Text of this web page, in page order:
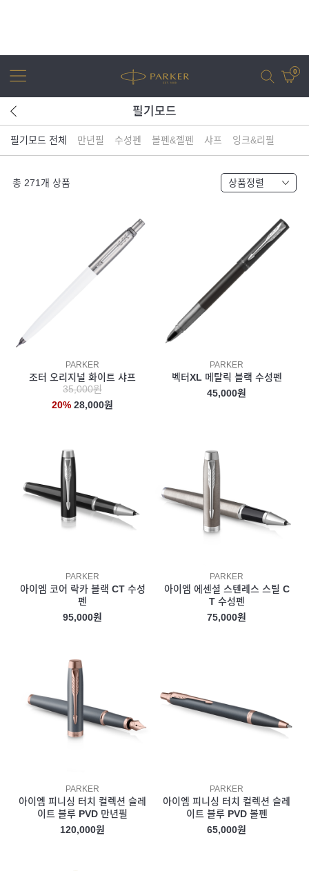
0
어번 아이엠 조터 XL 조터
필기모드
필기모드 전체 만년필 수성펜 볼펜&젤펜 샤프 잉크&리필
총 271 개 상품 상품정렬
PARKER
조터 오리지널 화이트 샤프
35,000원
20% 28,000원
PARKER
벡터XL 메탈릭 블랙 수성펜
45,000원
PARKER
아이엠 코어 락카 블랙 CT 수성
펜
95,000원
PARKER
아이엠 에센셜 스텐레스 스틸 C
T 수성펜
75,000원
PARKER
아이엠 피니싱 터치 컬렉션 슬레
이트 블루 PVD 만년필
120,000원
PARKER
아이엠 피니싱 터치 컬렉션 슬레
이트 블루 PVD 볼펜
65,000원